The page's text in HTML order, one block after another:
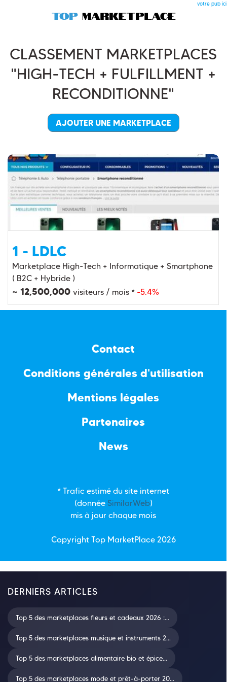
votre pub ici
CLASSEMENT MARKETPLACES
"HIGH-TECH + FULFILLMENT +
RECONDITIONNE"
AJOUTER UNE MARKETPLACE
1 - LDLC
Marketplace High-Tech + Informatique + Smartphone
( B2C + Hybride )
~ 12,500,000 visiteurs / mois * -5.4%
Contact
Conditions générales d'utilisation
Mentions légales
Partenaires
News
* Trafic estimé du site internet
(donnée SimilarWeb)
mis à jour chaque mois
Copyright Top MarketPlace2026
DERNIERS ARTICLES
Top 5 des marketplaces fleurs et cadeaux 2026 :...
Top 5 des marketplaces musique et instruments 2...
Top 5 des marketplaces alimentaire bio et épice...
Top 5 des marketplaces mode et prêt-à-porter 20...